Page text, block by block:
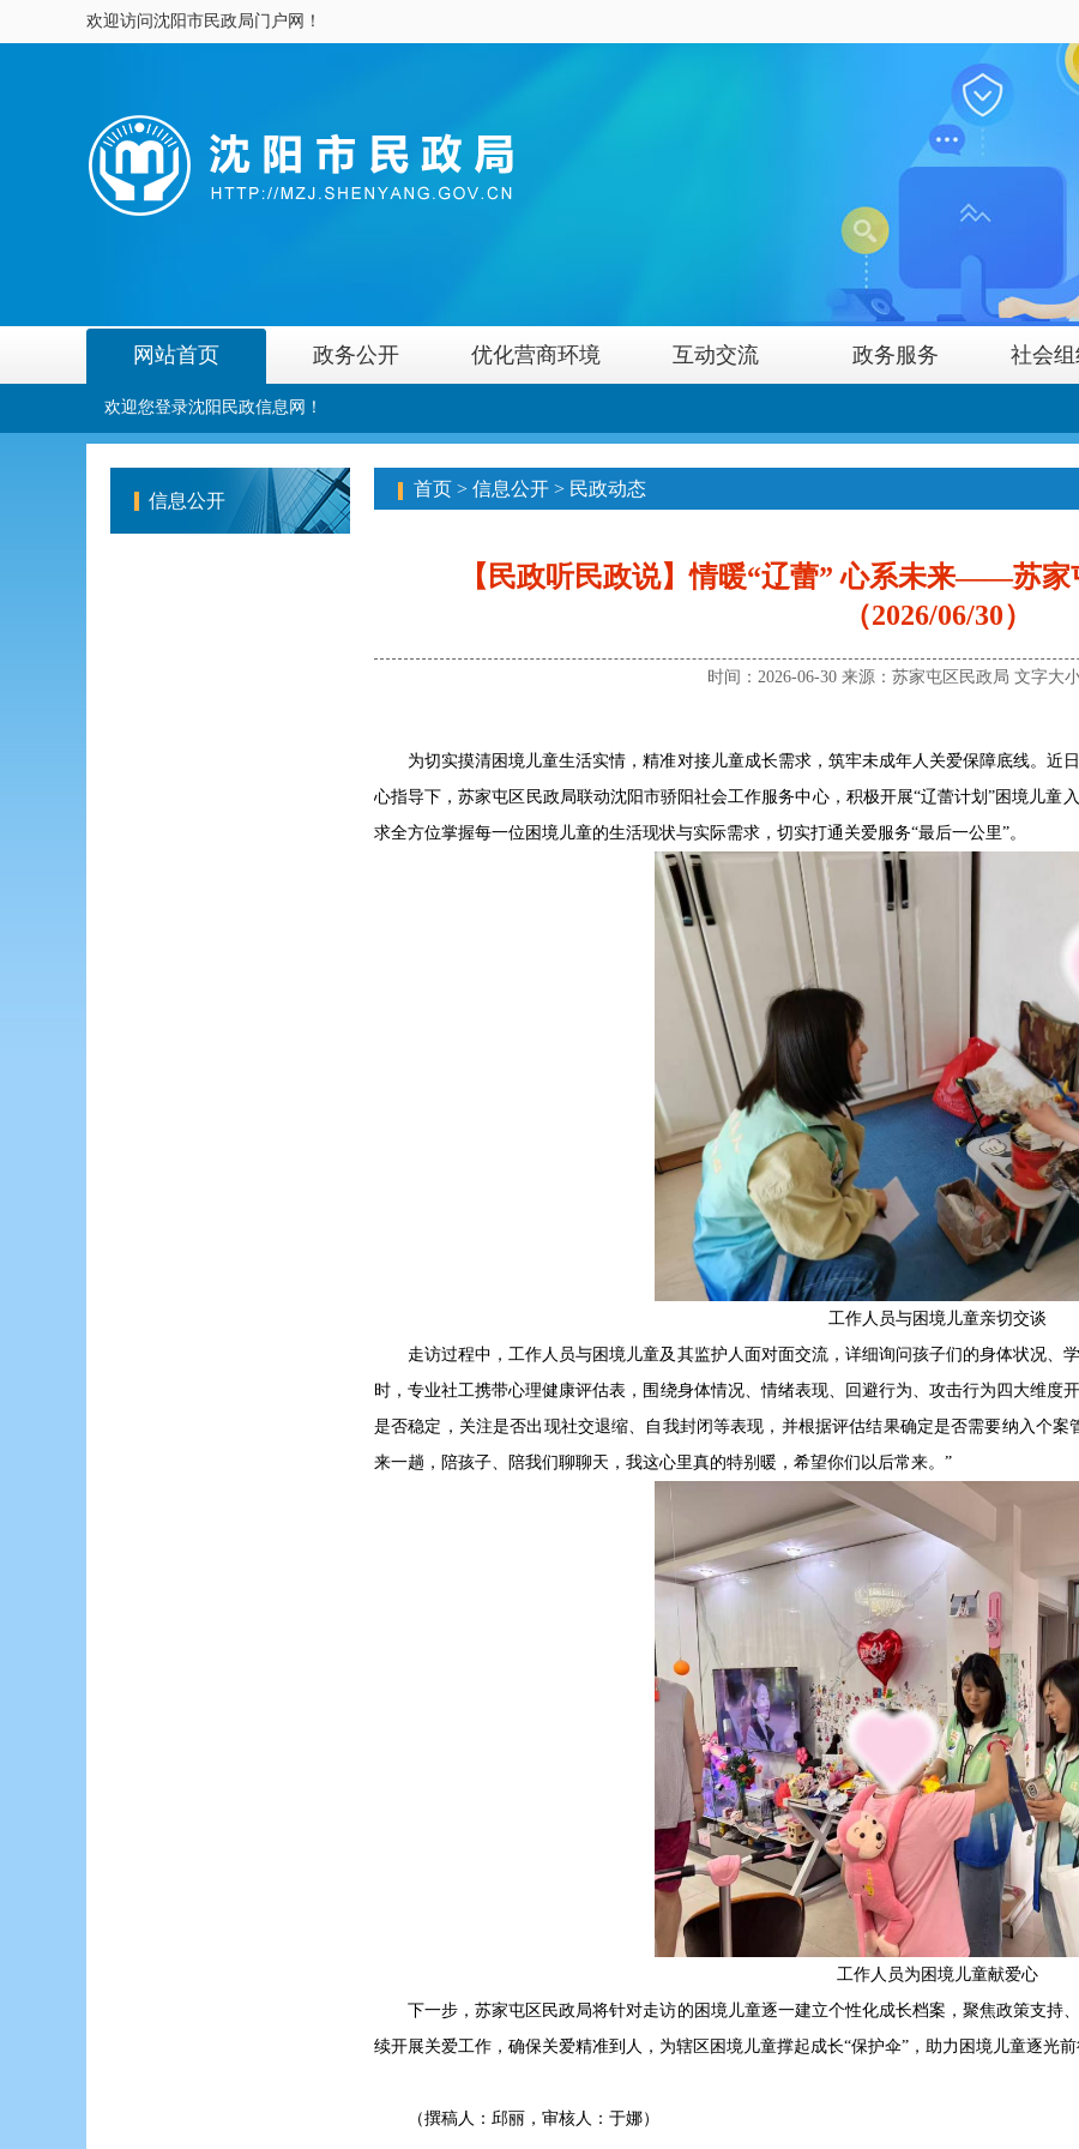
欢迎访问沈阳市民政局门户网！
网站首页 政务公开 优化营商环境 互动交流 政务服务 社会
欢迎您登录沈阳民政信息网！
信息公开
首页 > 信息公开 > 民政动态
【民政听民政说】情暖“辽蕾” 心系未来——苏
（2026/06/30）
时间：2026-06-30 来源：苏家屯区民政局 文字大小
为切实摸清困境儿童生活实情，精准对接儿童成长需求，筑牢未成年人关爱保障底线。近
心指导下，苏家屯区民政局联动沈阳市骄阳社会工作服务中心，积极开展“辽蕾计划”困境儿童
求全方位掌握每一位困境儿童的生活现状与实际需求，切实打通关爱服务“最后一公里”。
工作人员与困境儿童亲切交谈
走访过程中，工作人员与困境儿童及其监护人面对面交流，详细询问孩子们的身体状况、
时，专业社工携带心理健康评估表，围绕身体情况、情绪表现、回避行为、攻击行为四大维度
是否稳定，关注是否出现社交退缩、自我封闭等表现，并根据评估结果确定是否需要纳入个
来一趟，陪孩子、陪我们聊聊天，我这心里真的特别暖，希望你们以后常来。”
工作人员为困境儿童献爱心
下一步，苏家屯区民政局将针对走访的困境儿童逐一建立个性化成长档案，聚焦政策支持
续开展关爱工作，确保关爱精准到人，为辖区困境儿童撑起成长“保护伞”，助力困境儿童逐光前
（撰稿人：邱丽，审核人：于娜）